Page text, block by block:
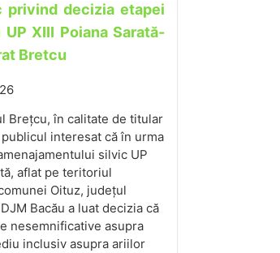
privind decizia etapei
XIII Poiana Sarată-
Bretcu
Brețcu, în calitate de titular
interesat că în urma
silvic UP
aflat pe teritoriul
Oituz, județul
Bacău a luat decizia că
nesemnificative asupra
inclusiv asupra ariilor